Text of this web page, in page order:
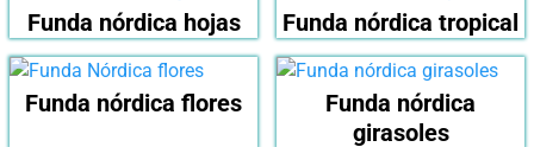
Funda nórdica hojas Funda nórdica tropical
Funda nórdica flores
Funda nórdica
girasoles